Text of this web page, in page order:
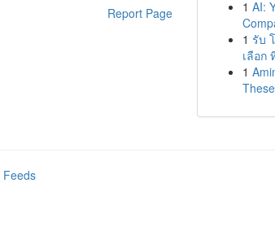
Report Page
1 AI:
1 รับ
เลือก
1
Feeds